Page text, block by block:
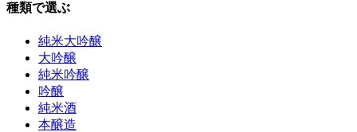
種類で選ぶ
純米大吟醸
大吟醸
純米吟醸
吟醸
純米酒
本醸造